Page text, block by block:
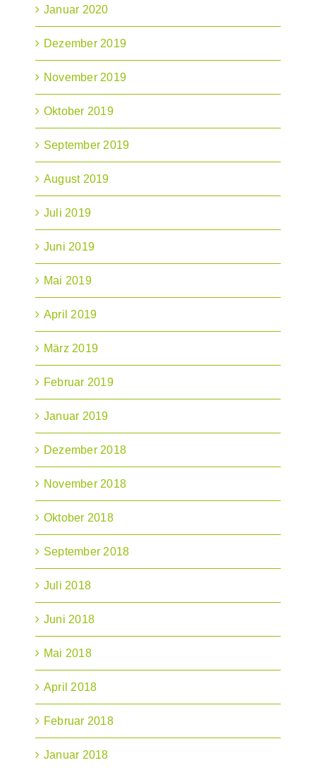
Januar 2020
Dezember 2019
November 2019
Oktober 2019
September 2019
August 2019
Juli 2019
Juni 2019
Mai 2019
April 2019
März 2019
Februar 2019
Januar 2019
Dezember 2018
November 2018
Oktober 2018
September 2018
Juli 2018
Juni 2018
Mai 2018
April 2018
Februar 2018
Januar 2018